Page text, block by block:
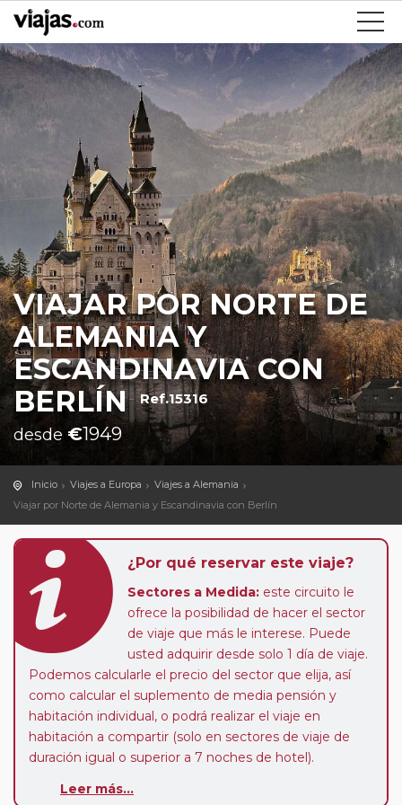
VIAJAR POR NORTE DE
ALEMANIA Y
ESCANDINAVIA CON
BERLÍN Ref.15316
desde €1949
Inicio Viajes a Europa
Viajes a Alemania
Viajar por Norte de Alemania y Escandinavia con Berlín
¿Por qué reservar este viaje?
Sectores a Medida: este circuito le
ofrece la posibilidad de hacer el sector
de viaje que más le interese. Puede
usted adquirir desde solo 1 día de viaje.
Podemos calcularle el precio del sector que elija, así
como calcular el suplemento de media pensión y
habitación individual, o podrá realizar el viaje en
habitación a compartir (solo en sectores de viaje de
duración igual o superior a 7 noches de hotel).
de que usted pueda programar una o más paradas en
Leer más...